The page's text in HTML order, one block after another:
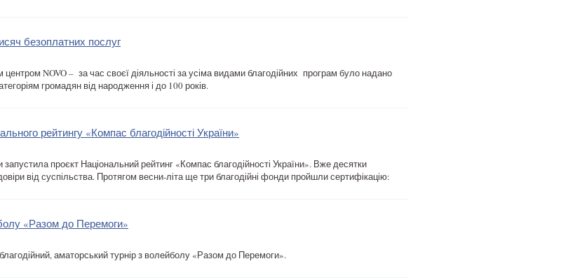
безоплатних послуг
центром NOVO – за час своєї діяльності за усіма видами благодійних програм було надано
громадян від народження і до 100 років.
рейтингу «Компас благодійності України»
запустила проєкт Національний рейтинг «Компас благодійності України». Вже десятки
від суспільства. Протягом весни-літа ще три благодійні фонди пройшли сертифікацію:
«Разом до Перемоги»
аматорський турнір з волейболу «Разом до Перемоги».